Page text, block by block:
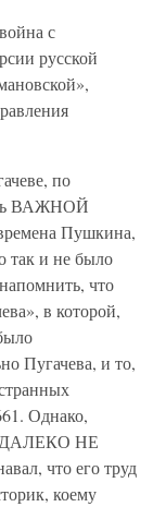
с
русской
по
ВАЖНОЙ
Пушкина,
так и не было
что
в которой,
Пугачева, и то,
Однако,
ДАЛЕКО НЕ
что его труд
коему